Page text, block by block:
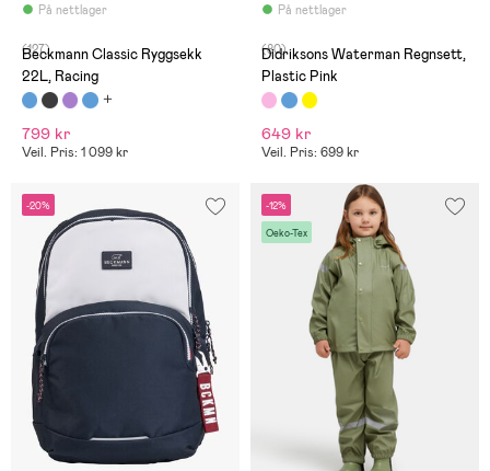
På nettlager
(127)
Beckmann Classic Ryggsekk
22L, Racing
799 kr
Veil. Pris: 1 099 kr
På nettlager
(80)
Didriksons Waterman Regnsett,
Plastic Pink
649 kr
Veil. Pris: 699 kr
-20% -12%
Oeko-Tex